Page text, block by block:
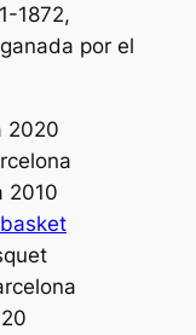
1872,
por el